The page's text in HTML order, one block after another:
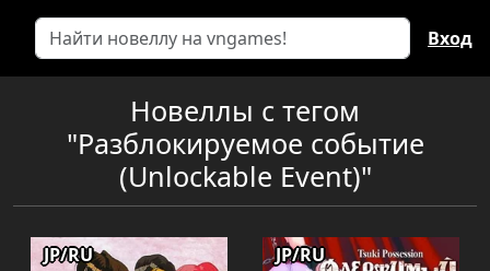
Вход
Новеллы с тегом
"Разблокируемое событие
(Unlockable Event)"
JP/RU JP/RU